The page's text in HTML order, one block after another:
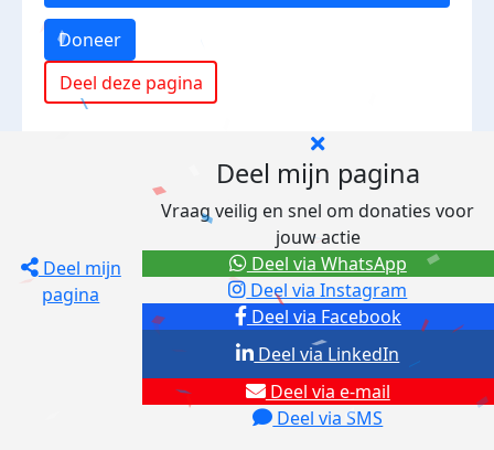
Doneer
Deel deze pagina
Deel mijn
pagina
Deel mijn pagina
Vraag veilig en snel om donaties voor
jouw actie
Deel via Facebook
Deel via Instagram
Deel via e-mail
Deel via SMS
Deel via LinkedIn
Deel via WhatsApp